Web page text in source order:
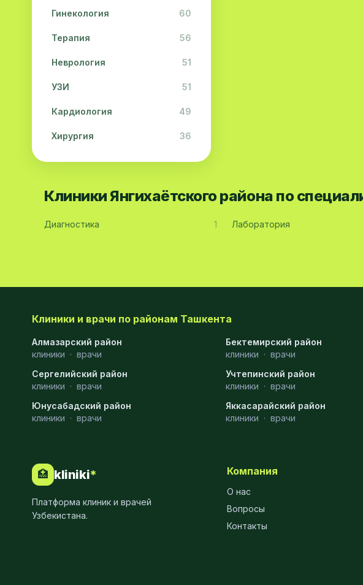
Гинекология 60
Терапия 56
Неврология 51
УЗИ 51
Кардиология 49
Хирургия 36
Физиотерапия 31
Акушерство
Ортопедия
Массаж
Гастроэнтерология
Андрология
Клиники Янгихаётского района по
Диагностика 1 Лаборатория
Клиники и врачи по районам Ташкента
Алмазарский район
клиники · врачи
Бектемирский район
клиники · врачи
Сергелийский район
клиники · врачи
Учтепинский район
клиники · врачи
Юнусабадский район
клиники · врачи
Яккасарайский район
клиники · врачи
🏥 kliniki*
Платформа клиник и врачей
Узбекистана.
Компания
О нас
Вопросы
Контакты